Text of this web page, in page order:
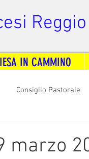
IN CAMMINO
Consiglio Pastorale
marzo